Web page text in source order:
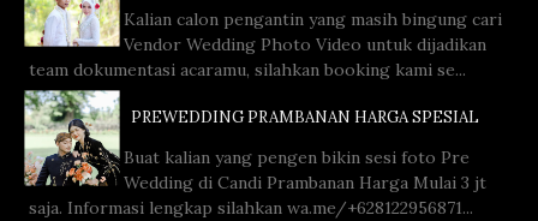
Kalian calon pengantin yang masih bingung cari
Vendor Wedding Photo Video untuk dijadikan
team dokumentasi acaramu, silahkan booking kami se...
PREWEDDING PRAMBANAN HARGA SPESIAL
Buat kalian yang pengen bikin sesi foto Pre
Wedding di Candi Prambanan Harga Mulai 3 jt
saja. Informasi lengkap silahkan wa.me/+628122956871...